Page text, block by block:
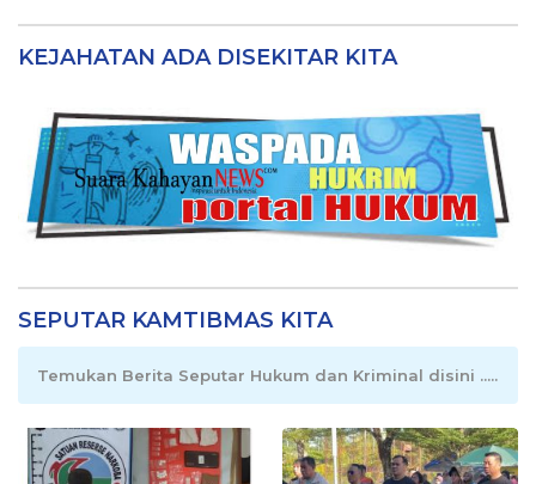
KEJAHATAN ADA DISEKITAR KITA
SEPUTAR KAMTIBMAS KITA
Temukan Berita Seputar Hukum dan Kriminal disini .....